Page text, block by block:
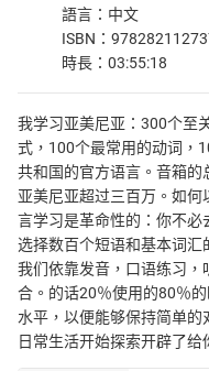
語言：中文
ISBN：
時長：03:55:18
我学习亚美尼亚：300个至
式，100个最常用的动词，
共和国的官方语言。音箱
亚美尼亚超过三百万。如
言学习是革命性的：你不必
选择数百个短语和基本词汇
我们依靠发音，口语练习
合。的话20％使用的80％
水平，以便能够保持简单
日常生活开始探索开辟了给